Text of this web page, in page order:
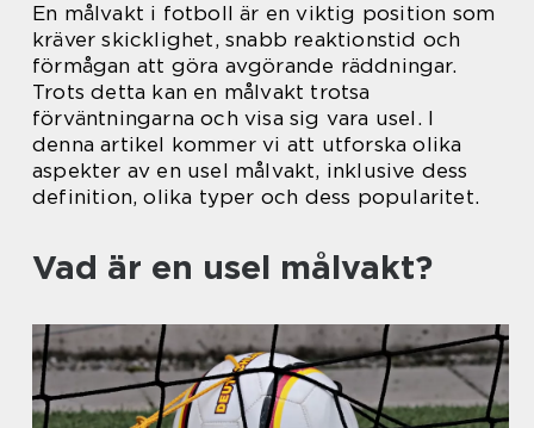
En målvakt i fotboll är en viktig position som
kräver skicklighet, snabb reaktionstid och
förmågan att göra avgörande räddningar.
Trots detta kan en målvakt trotsa
förväntningarna och visa sig vara usel. I
denna artikel kommer vi att utforska olika
aspekter av en usel målvakt, inklusive dess
definition, olika typer och dess popularitet.
Vad är en usel målvakt?